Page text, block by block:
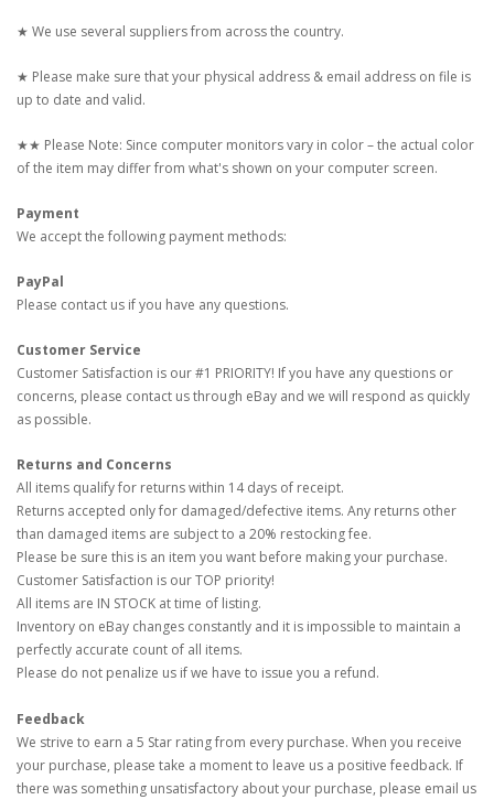
★ We use several suppliers from across the country.
★ Please make sure that your physical address & email address on file is
up to date and valid.
★★ Please Note: Since computer monitors vary in color – the actual color
of the item may differ from what's shown on your computer screen.
Payment
We accept the following payment methods:
PayPal
Please contact us if you have any questions.
Customer Service
Customer Satisfaction is our #1 PRIORITY! If you have any questions or
concerns, please contact us through eBay and we will respond as quickly
as possible.
Returns and Concerns
All items qualify for returns within 14 days of receipt.
Returns accepted only for damaged/defective items. Any returns other
than damaged items are subject to a 20% restocking fee.
Please be sure this is an item you want before making your purchase.
Customer Satisfaction is our TOP priority!
All items are IN STOCK at time of listing.
Inventory on eBay changes constantly and it is impossible to maintain a
perfectly accurate count of all items.
Please do not penalize us if we have to issue you a refund.
Feedback
We strive to earn a 5 Star rating from every purchase. When you receive
your purchase, please take a moment to leave us a positive feedback. If
there was something unsatisfactory about your purchase, please email us